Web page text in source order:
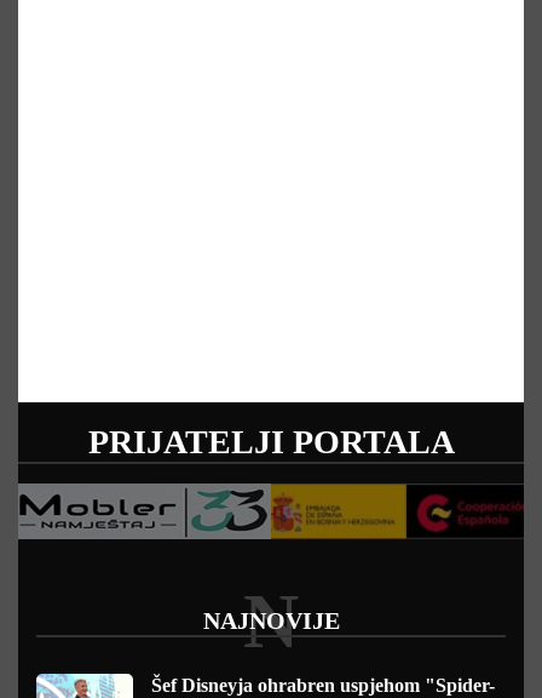
PRIJATELJI PORTALA
NAJNOVIJE
N
Šef Disneyja ohrabren uspjehom "Spider-